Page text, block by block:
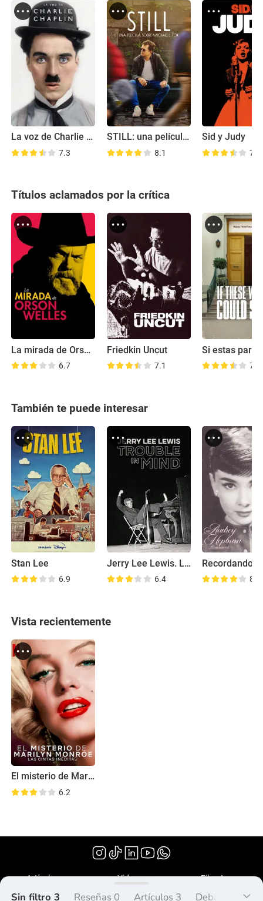
La voz de Charlie Chaplin
7.3
STILL: una película sobre Michael J. Fox
8.1
Sid y Judy
7.4
Títulos aclamados por la crítica
La mirada de Orson Welles
6.7
Friedkin Uncut
7.1 7.2
También te puede interesar
Stan Lee
6.9
Jerry Lee Lewis. La música del diablo
6.4 8.0
Vista recientemente
El misterio de Marilyn Monroe: Las cintas inéditas
6.2
(2022)
Sin filtro 3 Reseñas 0 Artículos 3 Debate 0
Artículos Videos Filmoteca
¿Qué es Peliplat?